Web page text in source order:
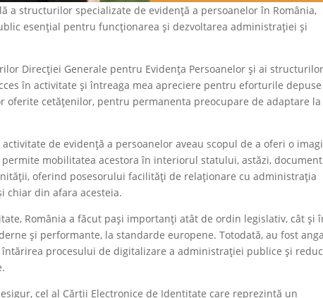
a structurilor specializate de evidență a persoanelor în România,
esențial pentru funcționarea și dezvoltarea administrației și
Direcției Generale pentru Evidența Persoanelor și ai structurilor
în activitate și întreaga mea apreciere pentru eforturile depuse
oferite cetățenilor, pentru permanenta preocupare de adaptare la
de evidență a persoanelor aveau scopul de a oferi o
mobilitatea acestora în interiorul statului, astăzi,
oferind posesorului facilități de relaționare cu administrația
chiar din afara acesteia.
România a făcut pași importanți atât de ordin legislativ, cât și
și performante, la standarde europene. Totodată, au fost
procesului de digitalizare a administrației publice și
cel al Cărții Electronice de Identitate care reprezintă un